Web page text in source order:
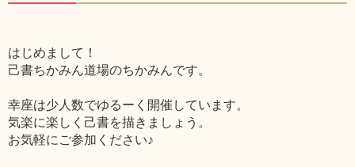
はじめまして！
己書ちかみん道場のちかみんです。
幸座は少人数でゆるーく開催しています。
気楽に楽しく己書を描きましょう。
お気軽にご参加ください♪